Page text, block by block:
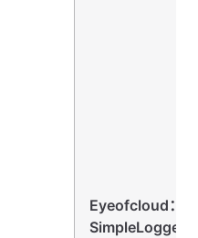
Eyeofcloud：：